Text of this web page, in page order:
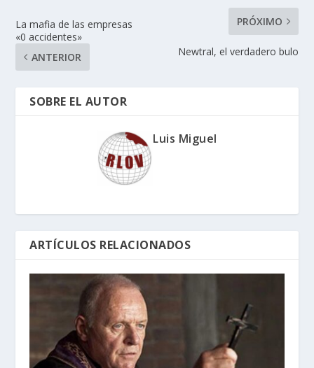
La mafia de las empresas
«0 accidentes»
ANTERIOR
PRÓXIMO
Newtral, el verdadero bulo
SOBRE EL AUTOR
Luis Miguel
ARTÍCULOS RELACIONADOS